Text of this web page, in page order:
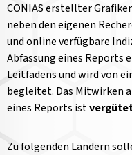
CONIAS erstellter
neben den eigenen
und online verfügbare
Abfassung eines Reports
Leitfadens und wird von
begleitet. Das Mitwirken
eines Reports ist
Zu folgenden Ländern